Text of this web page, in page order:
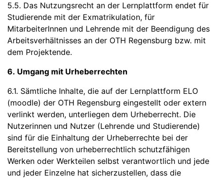
5.5. Das Nutzungsrecht an der Lernplattform endet für
Studierende mit der Exmatrikulation, für
MitarbeiterInnen und Lehrende mit der Beendigung des
Arbeitsverhältnisses an der OTH Regensburg bzw. mit
dem Projektende.
6. Umgang mit Urheberrechten
6.1. Sämtliche Inhalte, die auf der Lernplattform ELO
(moodle) der OTH Regensburg eingestellt oder extern
verlinkt werden, unterliegen dem Urheberrecht. Die
Nutzerinnen und Nutzer (Lehrende und Studierende)
sind für die Einhaltung der Urheberrechte bei der
Bereitstellung von urheberrechtlich schutzfähigen
Werken oder Werkteilen selbst verantwortlich und jede
und jeder Einzelne hat sicherzustellen, dass die